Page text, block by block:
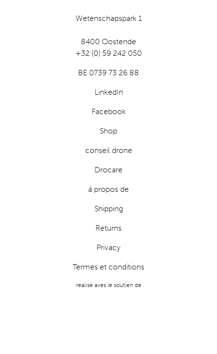
Wetenschapspark 1
8400 Oostende
+32 (0) 59 242 050
BE 0739 73 26 88
LinkedIn
Facebook
Shop
conseil drone
Drocare
á propos de
Shipping
Returns
Privacy
Termes et conditions
réalisé aves le soutien de